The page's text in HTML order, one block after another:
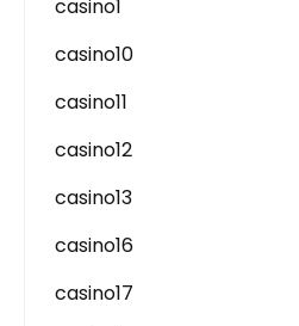
casino1
casino10
casino11
casino12
casino13
casino16
casino17